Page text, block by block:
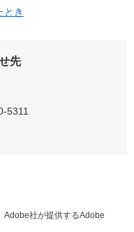
とき
先
5311
Adobe社が提供するAdobe